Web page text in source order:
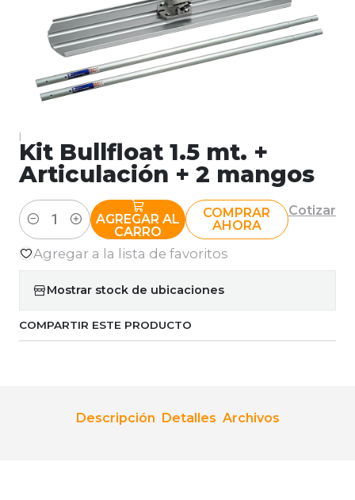
|
Kit Bullfloat 1.5 mt. +
Articulación + 2 mangos
Cantidad
AGREGAR AL
CARRO
COMPRAR
AHORA
Cotizar
Agregar a la lista de favoritos
Mostrar stock de ubicaciones
COMPARTIR ESTE PRODUCTO
Descripción Detalles Archivos